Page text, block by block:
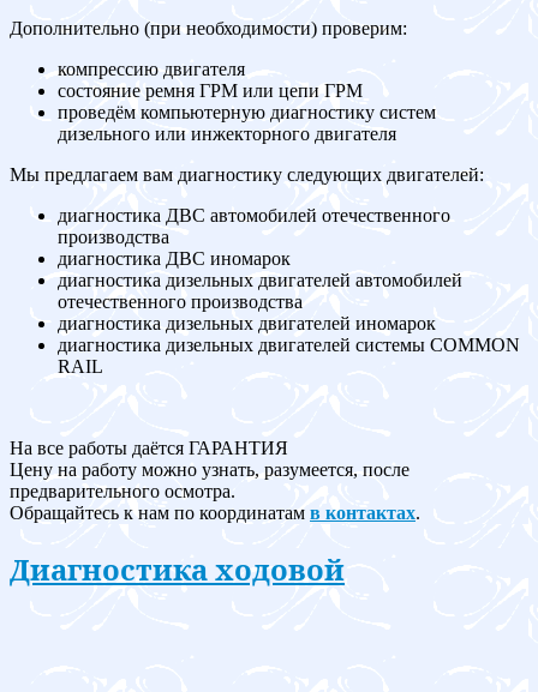
Дополнительно (при необходимости) проверим:
компрессию двигателя
состояние ремня ГРМ или цепи ГРМ
проведём компьютерную диагностику систем
дизельного или инжекторного двигателя
Мы предлагаем вам диагностику следующих двигателей:
диагностика ДВС автомобилей отечественного
производства
диагностика ДВС иномарок
диагностика дизельных двигателей автомобилей
отечественного производства
диагностика дизельных двигателей иномарок
диагностика дизельных двигателей системы COMMON
RAIL
На все работы даётся ГАРАНТИЯ
Цену на работу можно узнать, разумеется, после
предварительного осмотра.
Обращайтесь к нам по координатам в контактах.
Диагностика ходовой